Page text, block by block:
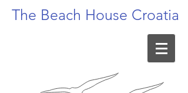
The Beach House Croatia